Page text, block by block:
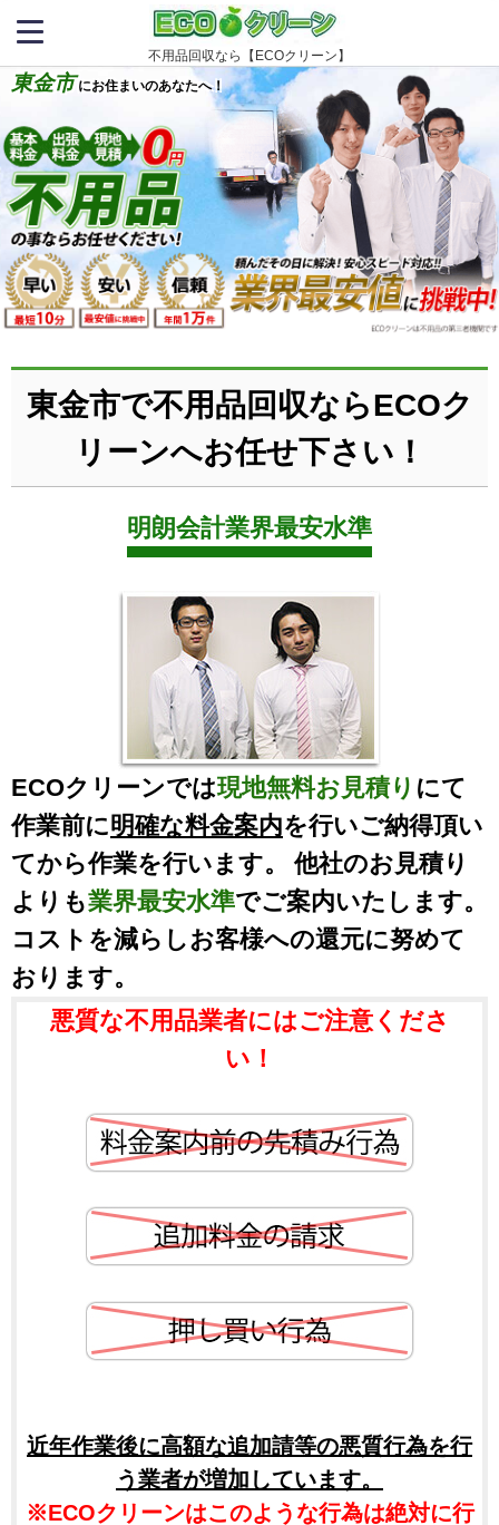
不用品回収なら【ECOクリーン】
東金市 にお住まいのあなたへ！
東金市で不用品回収ならECOク
リーンへお任せ下さい！
明朗会計業界最安水準
ECOクリーンでは現地無料お見積り にて
作業前に明確な料金案内を行いご納得頂い
てから作業を行います。 他社のお見積り
よりも業界最安水準でご案内いたします。
コストを減らしお客様への還元に努めて
おります。
悪質な不用品業者にはご注意くださ
い！
近年作業後に高額な追加請等の悪質行為を行
う業者が増加しています。
※ECOクリーンはこのような行為は絶対に行